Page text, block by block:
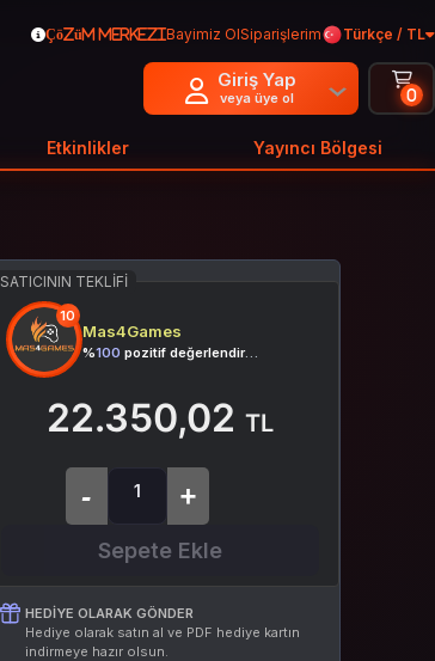
Çözüm MerkeziBayimiz OlSiparişlerim Türkçe / TL
Giriş Yap
veya üye ol 0
Etkinlikler Yayıncı Bölgesi
SATICININ TEKLIFI
10
Mas4Games
%100 pozitif değerlendirme
22.350,02 TL
Sepete Ekle
HEDIYE OLARAK GÖNDER
Hediye olarak satın al ve PDF hediye kartın
indirmeye hazır olsun.